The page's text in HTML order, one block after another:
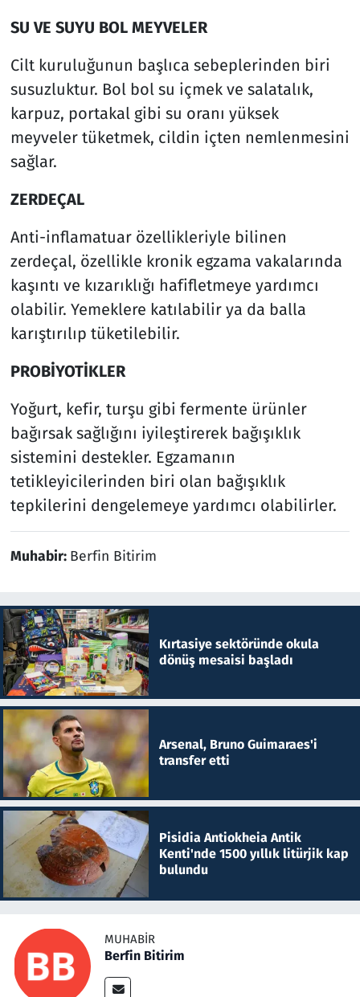
SU VE SUYU BOL MEYVELER
Cilt kuruluğunun başlıca sebeplerinden biri
susuzluktur. Bol bol su içmek ve salatalık,
karpuz, portakal gibi su oranı yüksek
meyveler tüketmek, cildin içten nemlenmesini
sağlar.
ZERDEÇAL
Anti-inflamatuar özellikleriyle bilinen
zerdeçal, özellikle kronik egzama vakalarında
kaşıntı ve kızarıklığı hafifletmeye yardımcı
olabilir. Yemeklere katılabilir ya da balla
karıştırılıp tüketilebilir.
PROBİYOTİKLER
Yoğurt, kefir, turşu gibi fermente ürünler
bağırsak sağlığını iyileştirerek bağışıklık
sistemini destekler. Egzamanın
tetikleyicilerinden biri olan bağışıklık
tepkilerini dengelemeye yardımcı olabilirler.
Muhabir: Berfin Bitirim
Kırtasiye sektöründe okula
dönüş mesaisi başladı
Arsenal, Bruno Guimaraes'i
transfer etti
Pisidia Antiokheia Antik
Kenti'nde 1500 yıllık litürjik kap
bulundu
MUHABIR
Berfin Bitirim